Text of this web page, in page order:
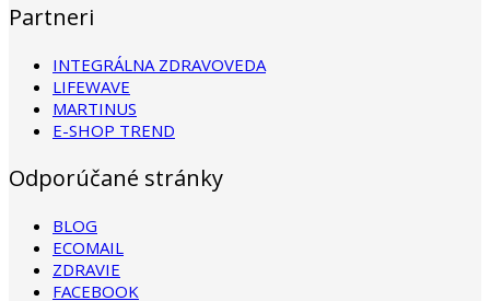
Partneri
INTEGRÁLNA ZDRAVOVEDA
LIFEWAVE
MARTINUS
E-SHOP TREND
Odporúčané stránky
BLOG
ECOMAIL
ZDRAVIE
FACEBOOK